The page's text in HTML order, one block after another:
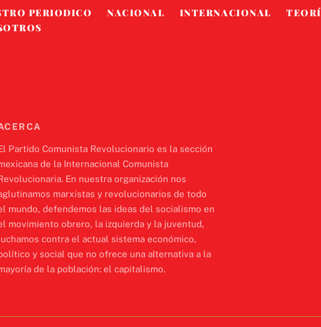
PERIODICO NACIONAL INTERNACIONAL
Partido Comunista Revolucionario es la sección
de la Internacional Comunista
En nuestra organización nos
marxistas y revolucionarios de todo
mundo, defendemos las ideas del socialismo en
movimiento obrero, la izquierda y la juventud,
contra el actual sistema económico,
y social que no ofrece una alternativa a la
de la población: el capitalismo.